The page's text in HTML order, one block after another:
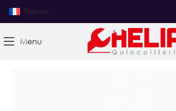
French
Menu